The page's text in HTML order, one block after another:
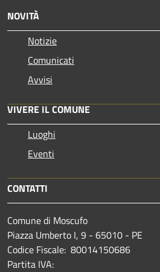
NOVITÀ
Notizie
Comunicati
Avvisi
VIVERE IL COMUNE
Luoghi
Eventi
CONTATTI
Comune di Moscufo
Piazza Umberto I, 9 - 65010 - PE
Codice Fiscale: 80014150686
Partita IVA: